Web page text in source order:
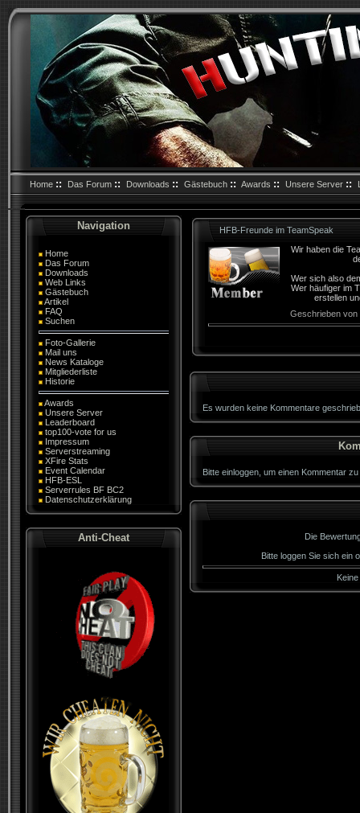
Home :: Das Forum :: Downloads :: Gästebuch :: Awards :: Unsere Server ::
Navigation
Home
Das Forum
Downloads
Web Links
Gästebuch
Artikel
FAQ
Suchen
Foto-Gallerie
Mail uns
News Kataloge
Mitgliederliste
Historie
Awards
Unsere Server
Leaderboard
top100-vote for us
Impressum
Serverstreaming
XFire Stats
Event Calendar
HFB-ESL
Serverrules BF BC2
Datenschutzerklärung
Anti-Cheat
HFB-Freunde im TeamSpeak
Wir haben die
Wer sich also
Wer häufiger im
erstellen
Geschrieben von
Es wurden keine Kommentare
Bitte einloggen, um einen Kommentar
Die
Bitte loggen Sie sich ein